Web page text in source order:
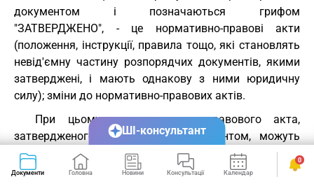
документом і позначаються грифом
"ЗАТВЕРДЖЕНО", - це нормативно-правові акти
(положення, інструкції, правила тощо, які становлять
невід'ємну частину розпорядчих документів, якими
затверджені, і мають однакову з ними юридичну
силу); зміни до нормативно-правових актів.
При цьому до нормативно-правового акта,
затвердженого розпорядчим документом, можуть
бути додані додатки, що пояснюють або доповнюють
його зміст і позначаються грифом "Додаток".
Документи Головна Новини Консультації Календар Сервіси
0
ШІ-консультант